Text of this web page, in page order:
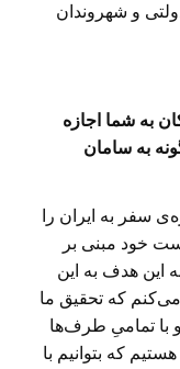
نیروهای دولتی و شهروندان
به شما اجازه
به سامان
سفر به ایران را
خود مبنی بر
این هدف به این
که تحقیق ما
با تمامیِ طرف‌ها
که بتوانیم با